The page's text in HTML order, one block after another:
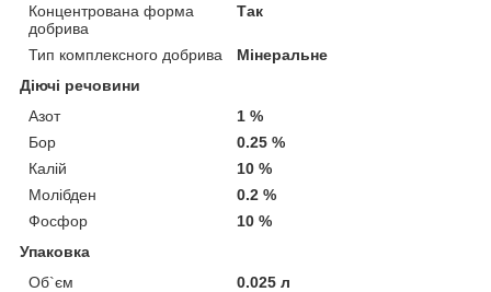
Концентрована форма
добрива
Так
Тип комплексного добрива
Мінеральне
Діючі речовини
Азот
1 %
Бор
0.25 %
Калій
10 %
Молібден
0.2 %
Фосфор
10 %
Упаковка
Об`єм
0.025 л